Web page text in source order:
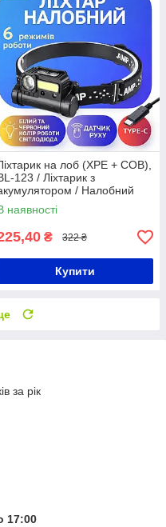
на лоб (XPE + COB),
123 / Ліхтарик з
/ Налобний
з датчиком руху /
ліхтарик на
наявності
₴ 322 ₴
Купити
за рік
17:00